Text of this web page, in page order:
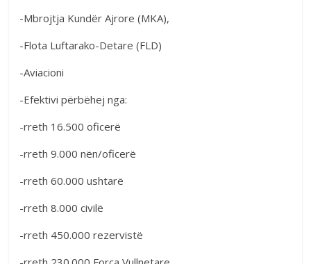
-Mbrojtja Kundër Ajrore (MKA),
-Flota Luftarako-Detare (FLD)
-Aviacioni
-Efektivi përbëhej nga:
-rreth 16.500 oficerë
-rreth 9.000 nën/oficerë
-rreth 60.000 ushtarë
-rreth 8.000 civilë
-rreth 450.000 rezervistë